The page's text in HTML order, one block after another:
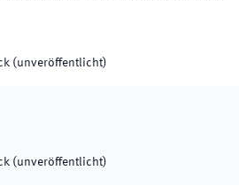
(unveröffentlicht)
(unveröffentlicht)